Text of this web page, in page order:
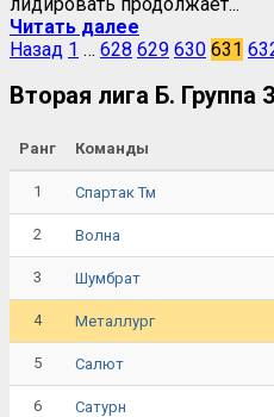
Читать далее
Назад 1 … 628 629 630 631
Вторая лига Б. Группа 3
Ранг Команды
1 Спартак Тм
2 Волна
3 Шумбрат
4 Металлург
5 Салют
6 Сатурн